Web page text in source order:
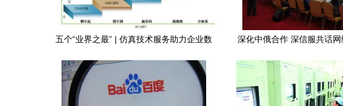
五个“业界之最” | 仿真技术服务助力企业数
深化中俄合作 深信服共话